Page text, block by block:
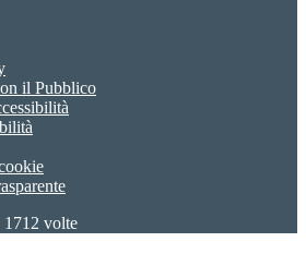
il Pubblico
1712 volte